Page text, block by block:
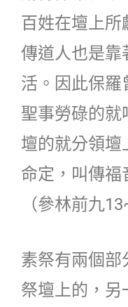
百姓在壇上所
傳道人也是靠
活。因此保羅
聖事勞碌的就
壇的就分領壇
命定，叫傳福
（參林前九
素祭有兩個部
祭壇上的，另